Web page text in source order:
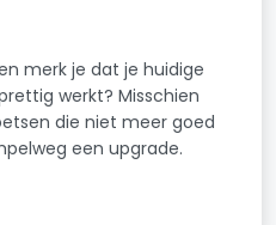
merk je dat je huidige
werkt? Misschien
die niet meer goed
een upgrade.